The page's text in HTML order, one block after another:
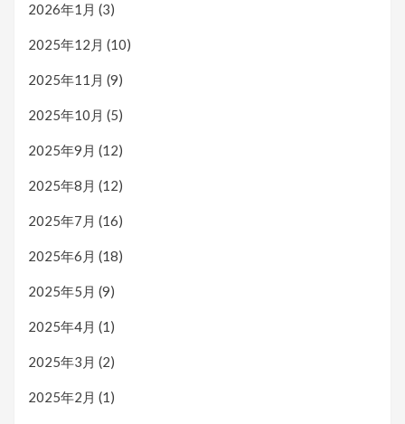
2026年1月 (3)
2025年12月 (10)
2025年11月 (9)
2025年10月 (5)
2025年9月 (12)
2025年8月 (12)
2025年7月 (16)
2025年6月 (18)
2025年5月 (9)
2025年4月 (1)
2025年3月 (2)
2025年2月 (1)